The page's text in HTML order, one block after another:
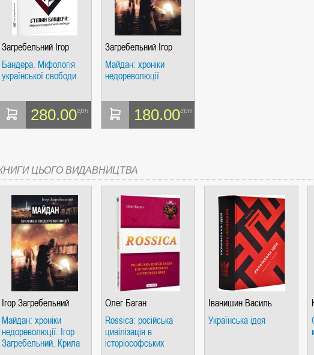
О.І. ЧАС
ТАБЛИЦЯХ, ВИЗНАЧЕННЯХ, СЦЕНАРІЯХ). АНТОНІНА ШЕВЧУК. МАНДРІВЕЦЬ
Загребельний Ігор
Бандера. Міфологія
української свободи
280.00грн
Загребельний Ігор
Майдан: хроніки
недореволюції
180.00грн
ЦЬОГО ВИДАВНИЦТВА
Ігор Загребельний
Майдан: хроніки
недореволюції. Ігор
Загребельний. Крила
Олег Баган
Rossica: російська
цивілізація в
історіософських
Іванишин Василь
Українська ідея